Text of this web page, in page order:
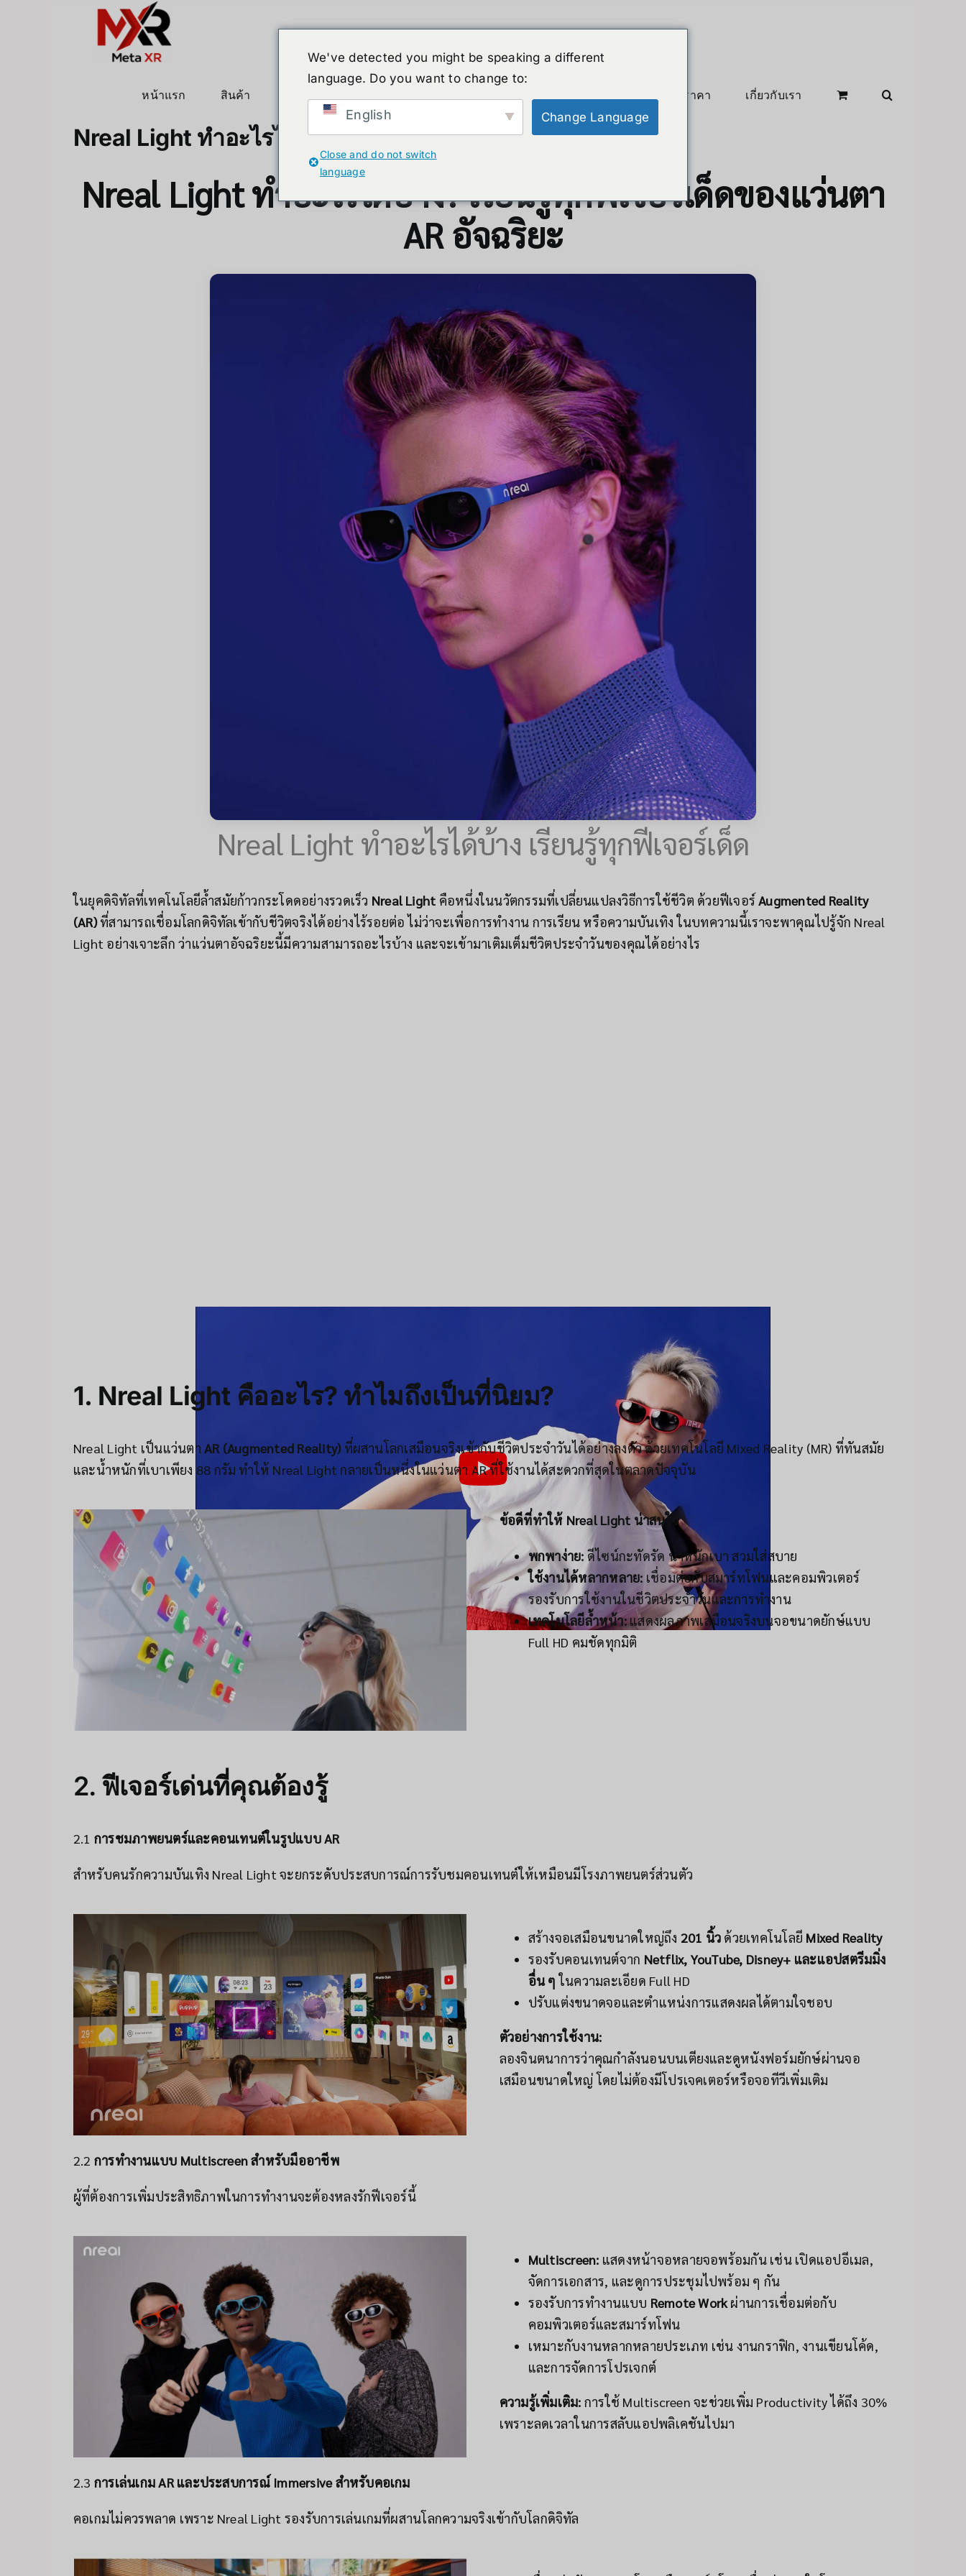
หน้าแรก
สินค้า สินค้าลดราคา เกี่ยวกับเรา
Nreal Light ทำอะไรได้บ้าง เรียนรู้ทุกฟีเจอร์เด็ด
Nreal Light ทำอะไรได้บ้าง? เรียนรู้ทุกฟีเจอร์เด็ดของแว่นตา
AR อัจฉริยะ
Nreal Light ทำอะไรได้บ้าง เรียนรู้ทุกฟีเจอร์เด็ด
ในยุคดิจิทัลที่เทคโนโลยีล้ำสมัยก้าวกระโดดอย่างรวดเร็ว Nreal Light คือหนึ่งในนวัตกรรมที่เปลี่ยนแปลงวิธีการใช้ชีวิต ด้วยฟีเจอร์Augmented Reality
(AR)ที่สามารถเชื่อมโลกดิจิทัลเข้ากับชีวิตจริงได้อย่างไร้รอยต่อ ไม่ว่าจะเพื่อการทำงาน การเรียน หรือความบันเทิง ในบทความนี้เราจะพาคุณไปรู้จัก Nreal
Light อย่างเจาะลึก ว่าแว่นตาอัจฉริยะนี้มีความสามารถอะไรบ้าง และจะเข้ามาเติมเต็มชีวิตประจำวันของคุณได้อย่างไร
1. Nreal Light คืออะไร? ทำไมถึงเป็นที่นิยม?
Nreal Light เป็นแว่นตา AR (Augmented Reality)ที่ผสานโลกเสมือนจริงเข้ากับชีวิตประจำวันได้อย่างลงตัว ด้วยเทคโนโลยี Mixed Reality (MR) ที่ทันสมัย
และน้ำหนักที่เบาเพียง 88 กรัม ทำให้ Nreal Light กลายเป็นหนึ่งในแว่นตา AR ที่ใช้งานได้สะดวกที่สุดในตลาดปัจจุบัน
ข้อดีที่ทำให้ Nreal Light น่าสนใจ
พกพาง่าย: ดีไซน์กะทัดรัด น้ำหนักเบา สวมใส่สบาย
ใช้งานได้หลากหลาย: เชื่อมต่อกับสมาร์ทโฟนและคอมพิวเตอร์
รองรับการใช้งานในชีวิตประจำวันและการทำงาน
เทคโนโลยีล้ำหน้า:แสดงผลภาพเสมือนจริงบนจอขนาดยักษ์แบบ
Full HD คมชัดทุกมิติ
2. ฟีเจอร์เด่นที่คุณต้องรู้
2.1 การชมภาพยนตร์และคอนเทนต์ในรูปแบบ AR
สำหรับคนรักความบันเทิง Nreal Light จะยกระดับประสบการณ์การรับชมคอนเทนต์ให้เหมือนมีโรงภาพยนตร์ส่วนตัว
สร้างจอเสมือนขนาดใหญ่ถึง 201 นิ้ว ด้วยเทคโนโลยี Mixed Reality
รองรับคอนเทนต์จาก Netflix, YouTube, Disney+ และแอปสตรีมมิ่ง
อื่น ๆ ในความละเอียด Full HD
ปรับแต่งขนาดจอและตำแหน่งการแสดงผลได้ตามใจชอบ
ตัวอย่างการใช้งาน:
ลองจินตนาการว่าคุณกำลังนอนบนเตียงและดูหนังฟอร์มยักษ์ผ่านจอ
เสมือนขนาดใหญ่ โดยไม่ต้องมีโปรเจคเตอร์หรือจอทีวีเพิ่มเติม
2.2 การทำงานแบบ Multiscreen สำหรับมืออาชีพ
ผู้ที่ต้องการเพิ่มประสิทธิภาพในการทำงานจะต้องหลงรักฟีเจอร์นี้
Multiscreen: แสดงหน้าจอหลายจอพร้อมกัน เช่น เปิดแอปอีเมล,
จัดการเอกสาร, และดูการประชุมไปพร้อม ๆ กัน
รองรับการทำงานแบบ Remote Workผ่านการเชื่อมต่อกับ
คอมพิวเตอร์และสมาร์ทโฟน
เหมาะกับงานหลากหลายประเภท เช่น งานกราฟิก, งานเขียนโค้ด,
และการจัดการโปรเจกต์
ความรู้เพิ่มเติม: การใช้ Multiscreen จะช่วยเพิ่ม Productivity ได้ถึง 30%
เพราะลดเวลาในการสลับแอปพลิเคชันไปมา
2.3 การเล่นเกม AR และประสบการณ์ Immersive สำหรับคอเกม
คอเกมไม่ควรพลาด เพราะ Nreal Light รองรับการเล่นเกมที่ผสานโลกความจริงเข้ากับโลกดิจิทัล
We've detected you might be speaking a different
language. Do you want to change to:
English Change Language
Close and do not switch
language